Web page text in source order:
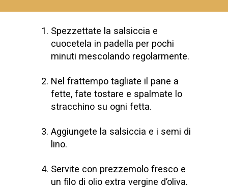
Spezzettate la salsiccia e
cuocetela in padella per pochi
minuti mescolando regolarmente.
Nel frattempo tagliate il pane a
fette, fate tostare e spalmate lo
stracchino su ogni fetta.
Aggiungete la salsiccia e i semi di
lino.
Servite con prezzemolo fresco e
un filo di olio extra vergine d’oliva.